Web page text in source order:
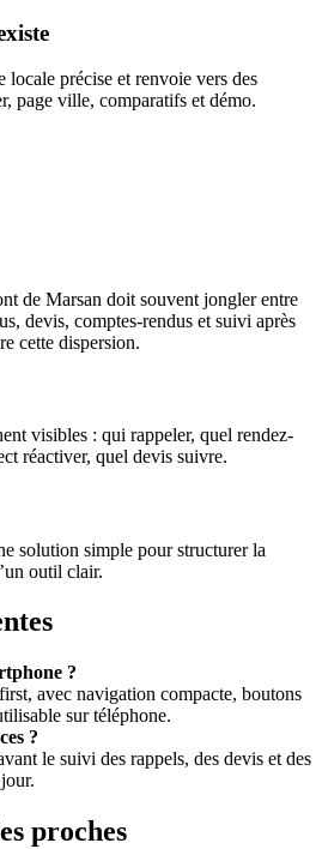
locale précise et renvoie vers des
page ville, comparatifs et démo.
de Marsan doit souvent jongler entre
devis, comptes-rendus et suivi après
cette dispersion.
visibles : qui rappeler, quel rendez-
réactiver, quel devis suivre.
solution simple pour structurer la
outil clair.
?
avec navigation compacte, boutons
sur téléphone.
?
le suivi des rappels, des devis et des
proches